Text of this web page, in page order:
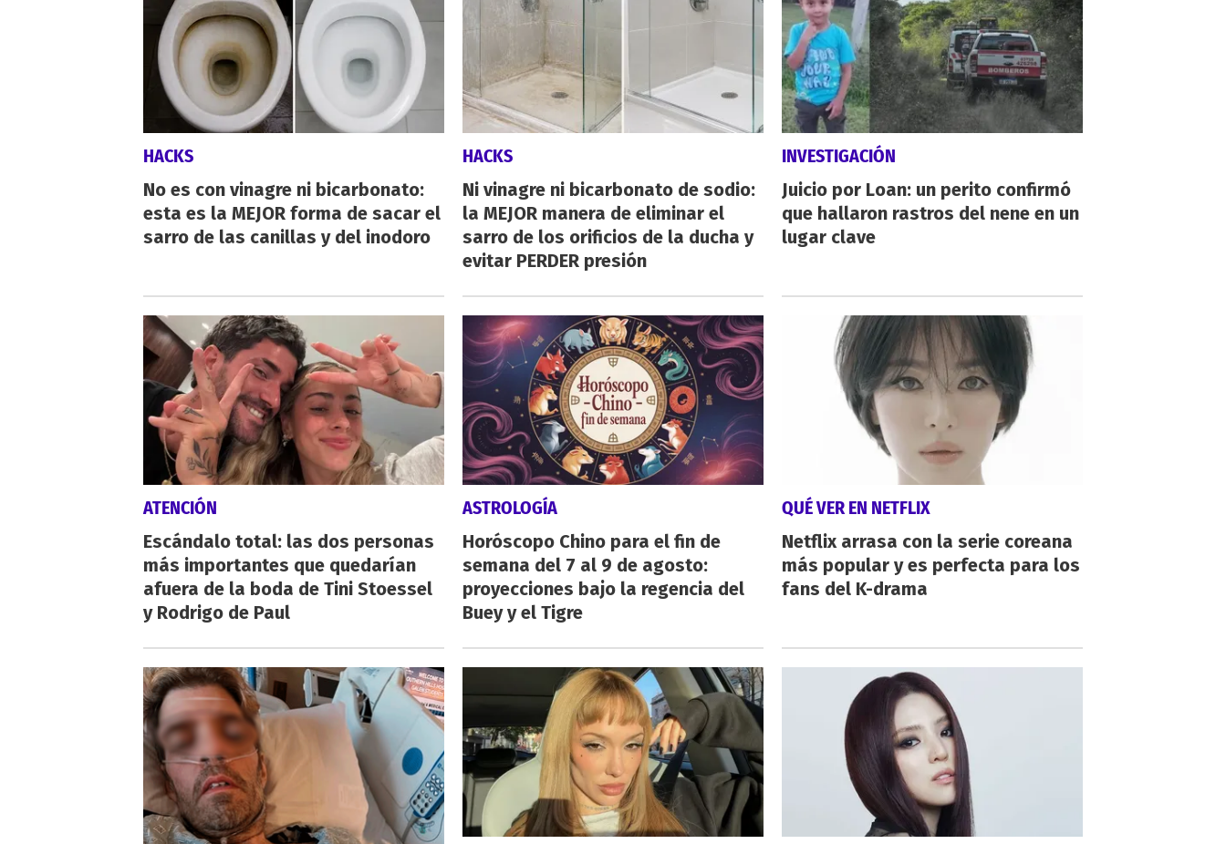
HACKS
No es con vinagre ni bicarbonato:
esta es la MEJOR forma de sacar el
sarro de las canillas y del inodoro
HACKS
Ni vinagre ni bicarbonato de sodio:
la MEJOR manera de eliminar el
sarro de los orificios de la ducha y
evitar PERDER presión
INVESTIGACIÓN
Juicio por Loan: un perito confirmó
que hallaron rastros del nene en un
lugar clave
ATENCIÓN
Escándalo total: las dos personas
más importantes que quedarían
afuera de la boda de Tini Stoessel
y Rodrigo de Paul
ASTROLOGÍA
Horóscopo Chino para el fin de
semana del 7 al 9 de agosto:
proyecciones bajo la regencia del
Buey y el Tigre
QUÉ VER EN NETFLIX
Netflix arrasa con la serie coreana
más popular y es perfecta para los
fans del K-drama